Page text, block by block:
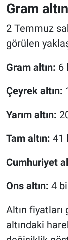
Gram
2 Temmuz
görülen
Gram altın: 6
Çeyrek altın:
Yarım altın:
Tam altın: 41
Cumhuriyet
Ons altın: 4
Altın
altındaki